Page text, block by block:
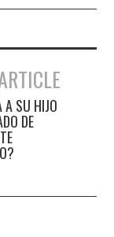
A SU HIJO
DE